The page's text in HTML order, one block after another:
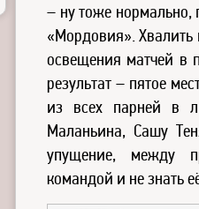
– ну тоже
«Мордовия». Хвалить
освещения матчей в
результат – пятое
из всех парней в
Маланьина, Сашу
упущение, между
командой и не знать